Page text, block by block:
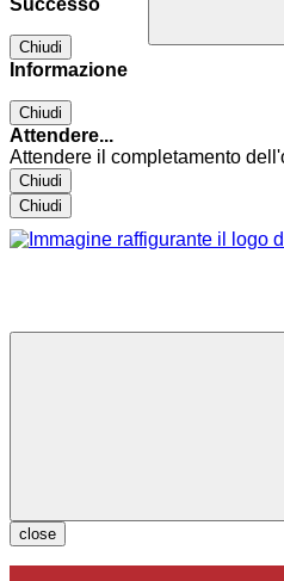
Successo
Chiudi
Informazione
Chiudi
Attendere...
Attendere il completamento
Chiudi
Chiudi
close